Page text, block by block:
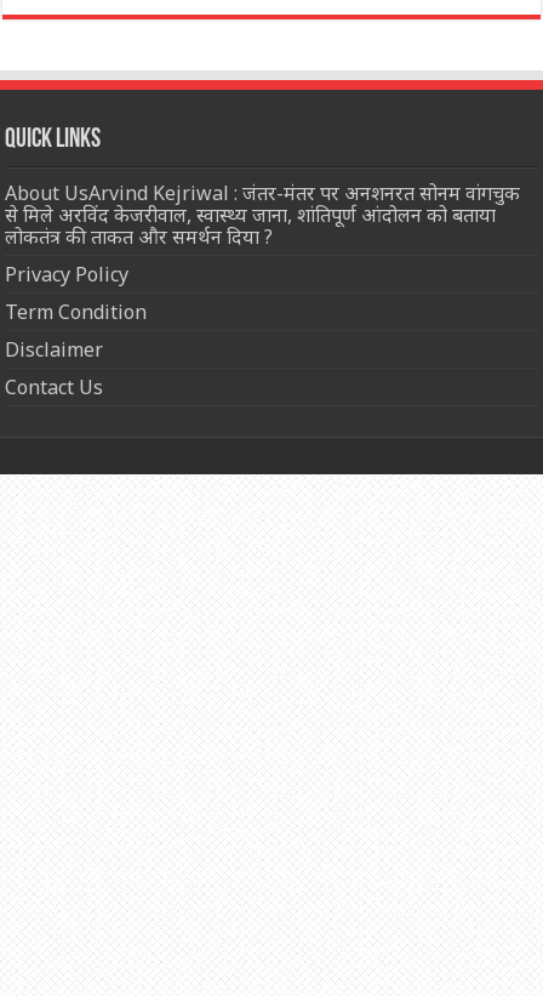
Quick Links
About UsArvind Kejriwal : जंतर-मंतर पर अनशनरत सोनम वांगचुक
से मिले अरविंद केजरीवाल, स्वास्थ्य जाना, शांतिपूर्ण आंदोलन को बताया
लोकतंत्र की ताकत और समर्थन दिया ?
Privacy Policy
Term Condition
Disclaimer
Contact Us